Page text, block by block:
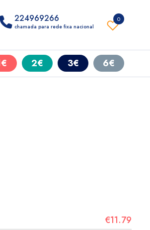
0
224969266
chamada para rede fixa nacional
2€ 3€ 6€
€11.79